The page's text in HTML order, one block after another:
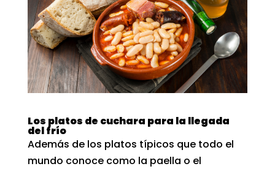
Los platos de cuchara para la llegada
del frío
Además de los platos típicos que todo el
mundo conoce como la paella o el